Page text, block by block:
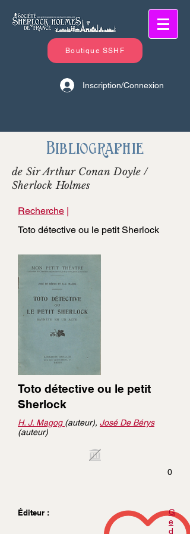
Boutique SSHF
Inscription/Connexion
Bibliographie
de Sir Arthur Conan Doyle /
Sherlock Holmes
Recherche |
Toto détective ou le petit Sherlock
Toto détective ou le petit
Sherlock
H. J. Magog (auteur), José De Bérys
(auteur)
0
Éditeur :
G
e
d